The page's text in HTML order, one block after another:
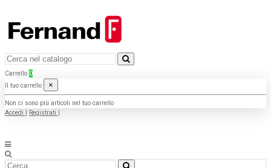
Carrello 0
Il tuo carrello
×
Non ci sono più articoli nel tuo carrello
Accedi
Registrati